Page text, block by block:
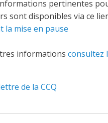
d'électricité
et privilèges pour les
– E2Q, FLASH INFO et
de formations
de formations
pertinentes
sont disponibles via ce
la mise en pause
informations consultez
de la CCQ